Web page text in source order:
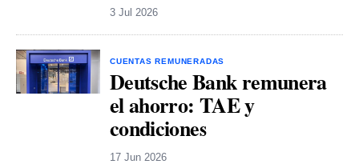
3 Jul 2026
CUENTAS REMUNERADAS
Deutsche Bank remunera
el ahorro: TAE y
condiciones
17 Jun 2026